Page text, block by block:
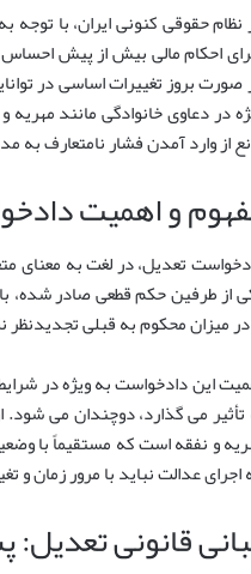
نظام حقوقی کنونی ایران، با
احکام مالی بیش از پیش
صورت بروز تغییرات اساسی در
در دعاوی خانوادگی مانند
از وارد آمدن فشار نامتعارف به
و اهمیت
تعدیل، در لغت به معنای
از طرفین حکم قطعی صادر شده،
در میزان محکوم به قبلی
این دادخواست به ویژه در
تأثیر می گذارد، دوچندان می
و نفقه است که مستقیماً با
اجرای عدالت نباید با مرور زمان و
قانونی تعدیل: